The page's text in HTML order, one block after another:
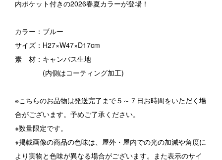
内ポケット付きの2026春夏カラーが登場！
カラー：ブルー
サイズ：H27×W47×D17cm
素 材：キャンバス生地
(内側はコーティング加工)
※こちらのお品物は発送完了まで５～７日お時間をいただく場
合がございます。予めご了承ください。
※数量限定です。
※掲載画像の商品の色味は、屋外・屋内での光の加減や角度に
より実物と色味が異なる場合がございます。また表示のサイ